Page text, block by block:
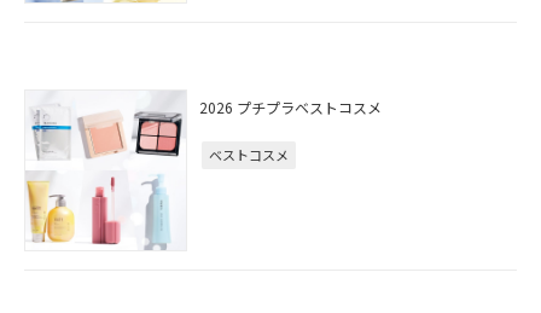
2026 プチプラベストコスメ
ベストコスメ